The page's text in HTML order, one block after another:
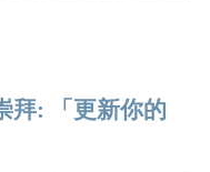
拜: 「更新你的